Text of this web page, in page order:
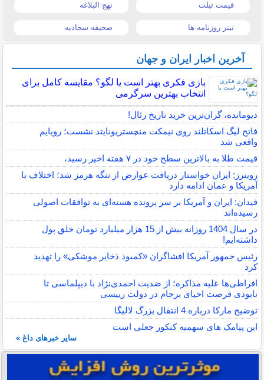
قیمت تبلت نهج البلاغه
تیتر روزنامه ها صحیفه سجادیه
آخرین اخبار ایران و جهان
بازی فکری بهتر است یا لگو؟ مقایسه کامل برای
انتخاب بهترین سرگرمی
دیومانده، گران‌ترین خرید تاریخ رئال!
فاتح لیگ اسکاتلند روی نیمکت منچستریونایتد نشست؛ رویایم
واقعی شد
قیمت طلا به بالاترین سطح خود در ۷ هفته اخیر رسید،
رویترز: ایران خواستار دریافت عوارض از تنگه هرمز شد؛ اختلاف با
آمریکا و عمان ادامه دارد
فیدان: ایران و آمریکا بر سر پرونده هسته‌ای به توافقات اصولی
رسیده‌اند
در سال 1404 روزانه بیش از 15 هزار میلیارد تومان خلق پول
داشته‌ایم!
رئیس جمهور آمریکا افشاگران «کمبود ذخایر موشکی» را تهدید
کرد
افراطی‌ها علیه مذاکره؛ از ضدیت احمدی‌نژاد با دیپلماسی تا
نابودی فرصت احیای برجام در دولت رییسی
توضیح مارکا درباره 4 انتقال بزرگ لالیگا
این پیامک های سهمیه کنکور جعلی است
سایر خبرهای داغ »